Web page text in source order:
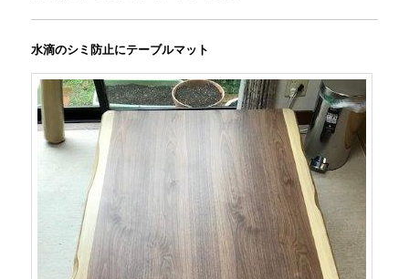
水滴のシミ防止にテーブルマット